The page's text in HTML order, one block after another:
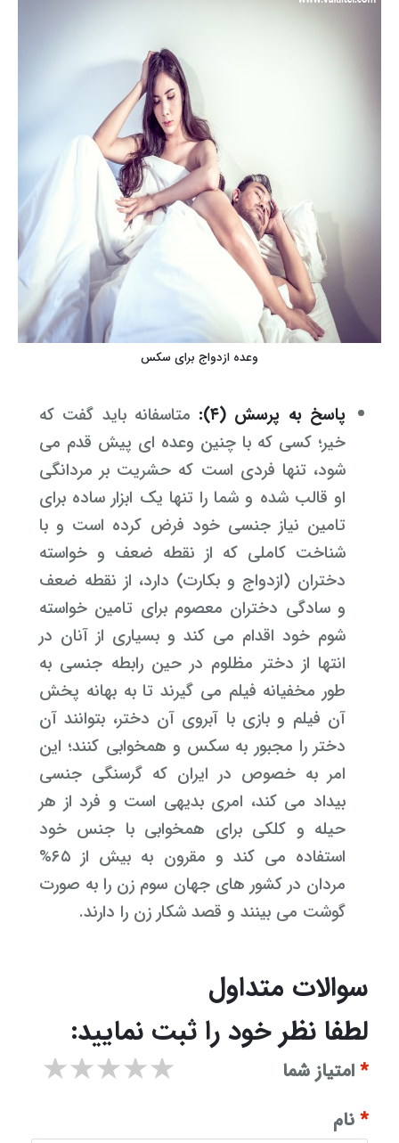
وعده ازدواج برای سکس
پاسخ به پرسش (۴):
متاسفانه باید گفت که
خیر؛ کسی که با چنین وعده ای پیش قدم می
شود، تنها فردی است که حشریت بر مردانگی
او قالب شده و شما را تنها یک ابزار ساده برای
تامین نیاز جنسی خود فرض کرده است و با
شناخت کاملی که از نقطه ضعف و خواسته
دختران (ازدواج و بکارت) دارد، از نقطه ضعف
و سادگی دختران معصوم برای تامین خواسته
شوم خود اقدام می کند و بسیاری از آنان در
انتها از دختر مظلوم در حین رابطه جنسی به
طور مخفیانه فیلم می گیرند تا به بهانه پخش
آن فیلم و بازی با آبروی آن دختر، بتوانند آن
دختر را مجبور به سکس و همخوابی کنند؛ این
امر به خصوص در ایران که گرسنگی جنسی
بیداد می کند، امری بدیهی است و فرد از هر
حیله و کلکی برای همخوابی با جنس خود
استفاده می کند و مقرون به بیش از ۶۵%
مردان در کشور های جهان سوم زن را به صورت
گوشت می بینند و قصد شکار زن را دارند.
سوالات متداول
لطفا نظر خود را ثبت نمایید:
*امتیاز شما ۵ stars ۴ stars ۳ stars ۲ stars
*نام